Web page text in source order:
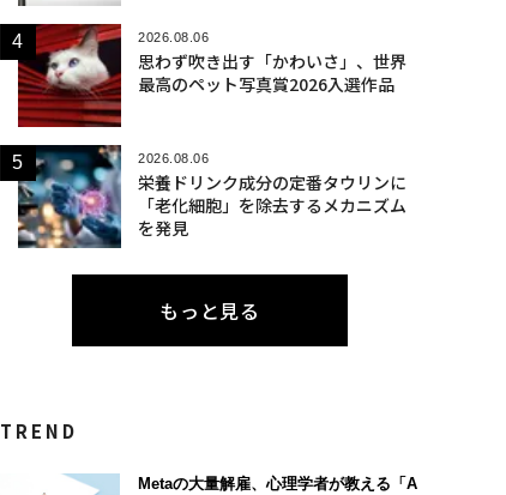
2026.08.06
思わず吹き出す「かわいさ」、世界
最高のペット写真賞2026入選作品
2026.08.06
栄養ドリンク成分の定番タウリンに
「老化細胞」を除去するメカニズム
を発見
もっと見る
TREND
Metaの大量解雇、心理学者が教える「A